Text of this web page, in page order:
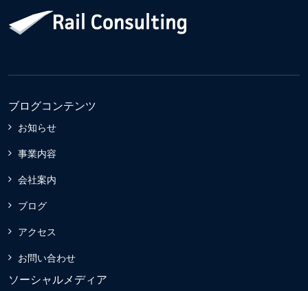
ブログコンテンツ
お知らせ
事業内容
会社案内
ブログ
アクセス
お問い合わせ
ソーシャルメディア